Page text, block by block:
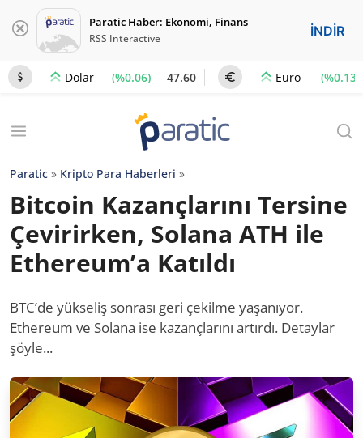
Paratic Haber: Ekonomi, Finans
RSS Interactive İNDİR
Dolar (%0.06) 47.60 Euro (%0.13)
Paratic » Kripto Para Haberleri »
Bitcoin Kazançlarını Tersine
Çevirirken, Solana ATH ile
Ethereum’a Katıldı
BTC’de yükseliş sonrası geri çekilme yaşanıyor.
Ethereum ve Solana ise kazançlarını artırdı. Detaylar
şöyle...